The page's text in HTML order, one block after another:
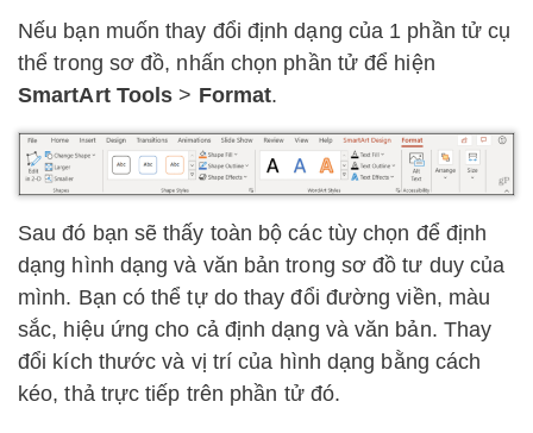
Nếu bạn muốn thay đổi định dạng của 1 phần tử cụ
thể trong sơ đồ, nhấn chọn phần tử để hiện
SmartArt Tools > Format.
Sau đó bạn sẽ thấy toàn bộ các tùy chọn để định
dạng hình dạng và văn bản trong sơ đồ tư duy của
mình. Bạn có thể tự do thay đổi đường viền, màu
sắc, hiệu ứng cho cả định dạng và văn bản. Thay
đổi kích thước và vị trí của hình dạng bằng cách
kéo, thả trực tiếp trên phần tử đó.